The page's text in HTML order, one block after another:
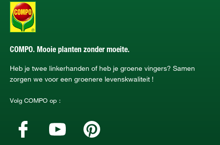
COMPO. Mooie planten zonder moeite.
Heb je twee linkerhanden of heb je groene vingers? Samen
zorgen we voor een groenere levenskwaliteit !
Volg COMPO op :